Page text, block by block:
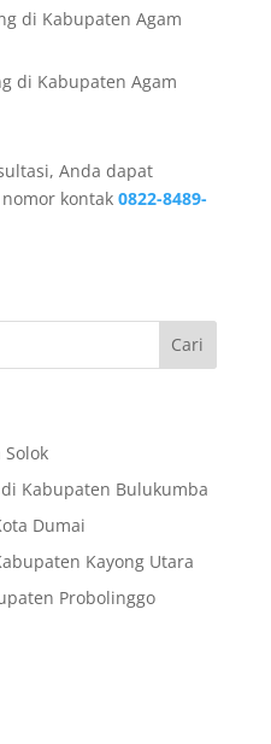
di Kabupaten Agam
di Kabupaten Agam
Anda dapat
kontak 0822-8489-
Kabupaten Bulukumba
Dumai
Kayong Utara
Probolinggo